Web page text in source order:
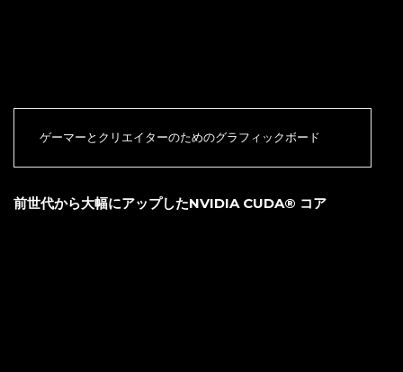
ゲーマーとクリエイターのためのグラフィックボード
前世代から大幅にアップしたNVIDIA CUDA® コア